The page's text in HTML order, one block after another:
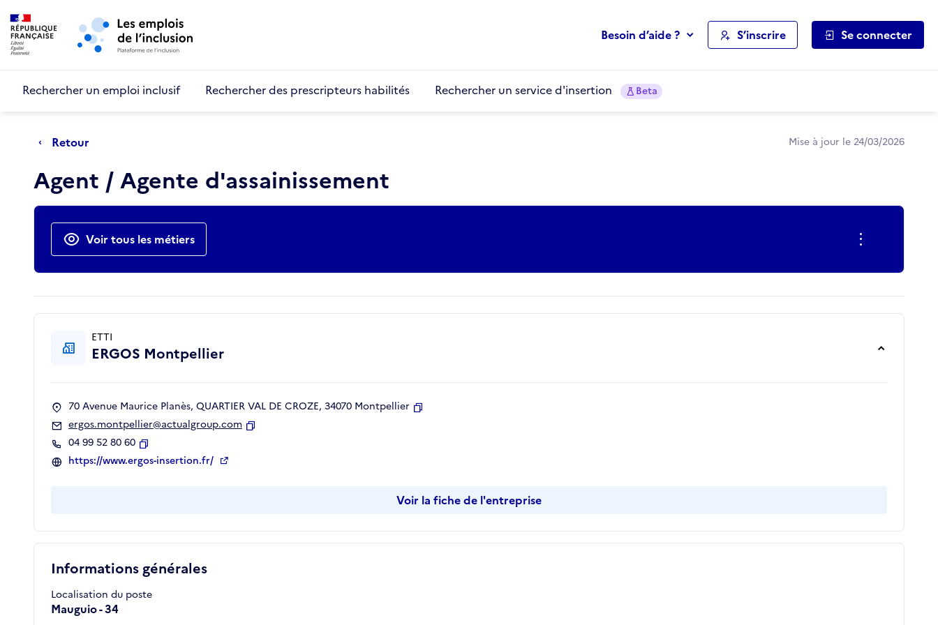
Aller au menu principal
Besoin d’aide ? S’inscrire Se connecter
Rechercher un emploi inclusif Rechercher des prescripteurs habilités Rechercher un service d'insertion Beta
Retour Mise à jour le 24/03/2026
Agent / Agente d'assainissement
Actions rapides
Voir tous les métiers
Informations générales
Localisation du poste
Mauguio - 34
ETTI
ERGOS Montpellier
70 Avenue Maurice Planès, QUARTIER VAL DE CROZE, 34070 Montpellier
ergos.montpellier@actualgroup.com
04 99 52 80 60
Copier
https://www.ergos-insertion.fr/
Voir la fiche de l'entreprise